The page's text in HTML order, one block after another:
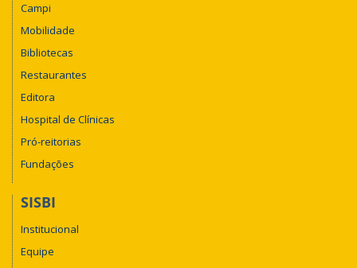
Campi
Mobilidade
Bibliotecas
Restaurantes
Editora
Hospital de Clínicas
Pró-reitorias
Fundações
SISBI
Institucional
Equipe